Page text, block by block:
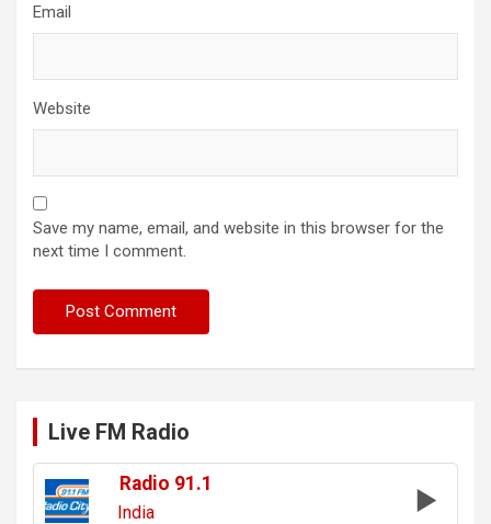
Email
Website
Save my name, email, and website in this browser for the
next time I comment.
Live FM Radio
Radio 91.1
India